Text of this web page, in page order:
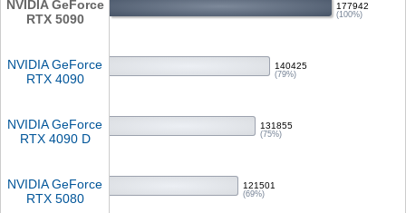
NVIDIA GeForce
RTX 5090
177942
(100%)
NVIDIA GeForce
RTX 4090
140425
(79%)
NVIDIA GeForce
RTX 4090 D
131855
(75%)
NVIDIA GeForce
RTX 5080
121501
(69%)